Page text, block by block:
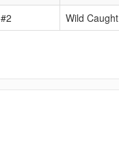
#2 Wild Caught